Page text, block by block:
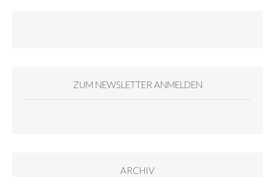
ZUM NEWSLETTER ANMELDEN
ARCHIV